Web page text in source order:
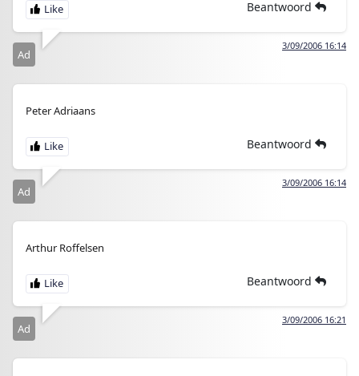
Beantwoord
3/09/2006 16:14
Ad
Peter Adriaans
Beantwoord
3/09/2006 16:14
Ad
Arthur Roffelsen
Beantwoord
3/09/2006 16:21
Ad